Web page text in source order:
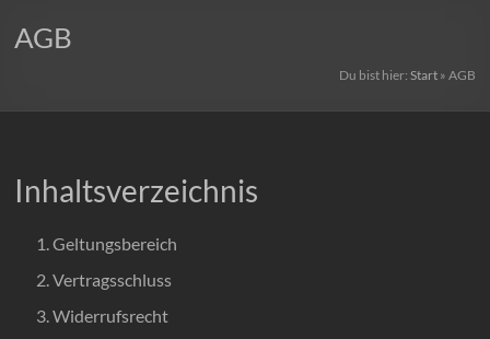
und
–
Café.
Genuss.
AGB
Du bist hier: Start» AGB
Inhaltsverzeichnis
Geltungsbereich
Vertragsschluss
Widerrufsrecht